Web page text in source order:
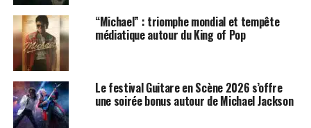
SUJETS ASSOCIÉS: MICHAEL JACKSON
“Michael” : triomphe mondial et tempête
médiatique autour du King of Pop
Le festival Guitare en Scène 2026 s’offre
une soirée bonus autour de Michael Jackson